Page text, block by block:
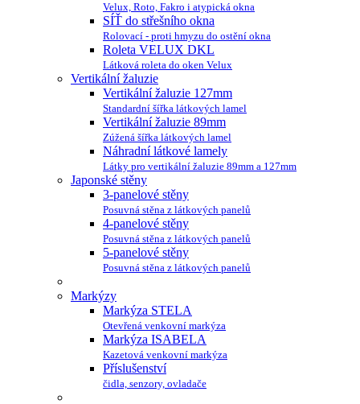
Velux, Roto, Fakro i atypická okna
SÍŤ do střešního okna
Rolovací - proti hmyzu do ostění okna
Roleta VELUX DKL
Látková roleta do oken Velux
Vertikální žaluzie
Vertikální žaluzie 127mm
Standardní šířka látkových lamel
Vertikální žaluzie 89mm
Zúžená šířka látkových lamel
Náhradní látkové lamely
Látky pro vertikální žaluzie 89mm a 127mm
Japonské stěny
3-panelové stěny
Posuvná stěna z látkových panelů
4-panelové stěny
Posuvná stěna z látkových panelů
5-panelové stěny
Posuvná stěna z látkových panelů
Markýzy
Markýza STELA
Otevřená venkovní markýza
Markýza ISABELA
Kazetová venkovní markýza
Příslušenství
čidla, senzory, ovladače